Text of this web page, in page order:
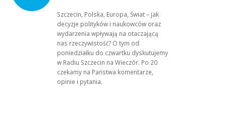
Szczecin, Polska, Europa, Świat – jak
decyzje polityków i naukowców oraz
wydarzenia wpływają na otaczającą
nas rzeczywistość? O tym od
poniedziałku do czwartku dyskutujemy
w Radiu Szczecin na Wieczór. Po 20
czekamy na Państwa komentarze,
opinie i pytania.